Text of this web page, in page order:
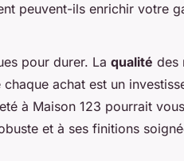
peuvent-ils enrichir votre
pour durer. La qualité des
achat est un
à Maison 123 pourrait
et à ses finitions